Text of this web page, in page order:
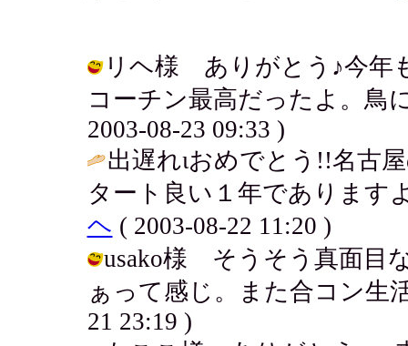
リヘ様 ありがとう♪今年
コーチン最高だったよ。鳥
2003-08-23 09:33 )
出遅れιおめでとう!!名古
タート良い１年でありま
ヘ ( 2003-08-22 11:20 )
usako様 そうそう真面目
ぁって感じ。また合コン生
21 23:19 )